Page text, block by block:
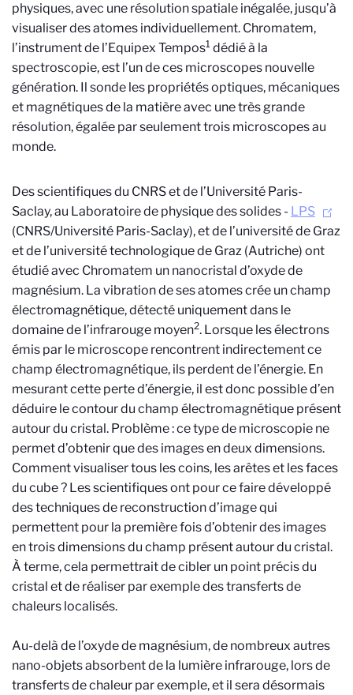
physiques, avec une résolution spatiale inégalée, jusqu’à
visualiser des atomes individuellement. Chromatem,
l’instrument de l’Equipex Tempos1 dédié à la
spectroscopie, est l’un de ces microscopes nouvelle
génération. Il sonde les propriétés optiques, mécaniques
et magnétiques de la matière avec une très grande
résolution, égalée par seulement trois microscopes au
monde.
Des scientifiques du CNRS et de l’Université Paris-
Saclay, au Laboratoire de physique des solides - LPS
(CNRS/Université Paris-Saclay), et de l’université de Graz
et de l’université technologique de Graz (Autriche) ont
étudié avec Chromatem un nanocristal d’oxyde de
magnésium. La vibration de ses atomes crée un champ
électromagnétique, détecté uniquement dans le
domaine de l’infrarouge moyen2. Lorsque les électrons
émis par le microscope rencontrent indirectement ce
champ électromagnétique, ils perdent de l’énergie. En
mesurant cette perte d’énergie, il est donc possible d’en
déduire le contour du champ électromagnétique présent
autour du cristal. Problème : ce type de microscopie ne
permet d’obtenir que des images en deux dimensions.
Comment visualiser tous les coins, les arêtes et les faces
du cube ? Les scientifiques ont pour ce faire développé
des techniques de reconstruction d’image qui
permettent pour la première fois d’obtenir des images
en trois dimensions du champ présent autour du cristal.
À terme, cela permettrait de cibler un point précis du
cristal et de réaliser par exemple des transferts de
chaleurs localisés.
Au-delà de l’oxyde de magnésium, de nombreux autres
nano-objets absorbent de la lumière infrarouge, lors de
transferts de chaleur par exemple, et il sera désormais